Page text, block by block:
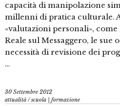
capacità di manipolazione
millenni di pratica culturale.
«valutazioni personali»,
Reale sul Messaggero, le sue
necessità di revisione dei
…
30 Settembre 2012
attualità /scuola | formazione